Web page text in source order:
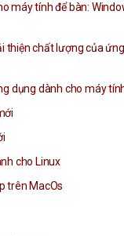
máy tính để bàn:
thiện chất lượng của ứng
dụng dành cho máy
cho Linux
trên MacOs